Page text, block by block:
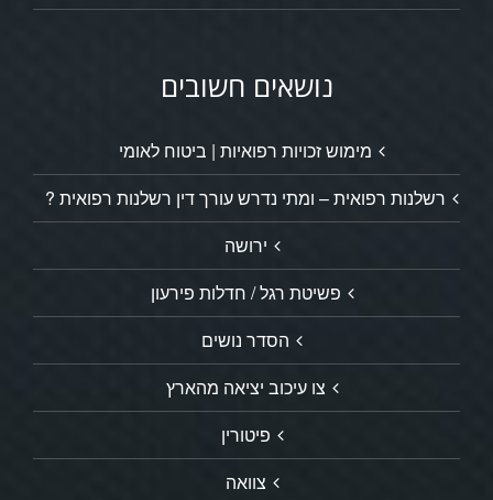
נושאים חשובים
מימוש זכויות רפואיות | ביטוח לאומי
רשלנות רפואית – ומתי נדרש עורך דין רשלנות רפואית ?
ירושה
פשיטת רגל / חדלות פירעון
הסדר נושים
צו עיכוב יציאה מהארץ
פיטורין
צוואה